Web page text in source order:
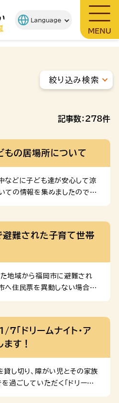
MENU
絞り込み検索
記事数：278件
もの居場所について
などに子ども達が安心して涼
ての情報を集めましたので、
クラブ活動、季節のイベントな
ースでは自由に過ごすことが
会館あいくるのページをご参
学館 宇宙や環境、未来など
の科学館です。夏休み期間中
体やNPOなどが、子どもた
遊びや学習支援などの居場所
避難された子育て世帯
地域から福岡市に避難され
へ住民票を異動しない場合で
帳を交付します。 (2)妊婦健
元の自治体から交付された
持参されていない場合、福岡
診査助成券を交付し、健診費
健康診査（1か月児健診、4
ドリームナイト・ア
ます！
貸し切り、障がい児とその家族
過ごしていただく「ドリーム